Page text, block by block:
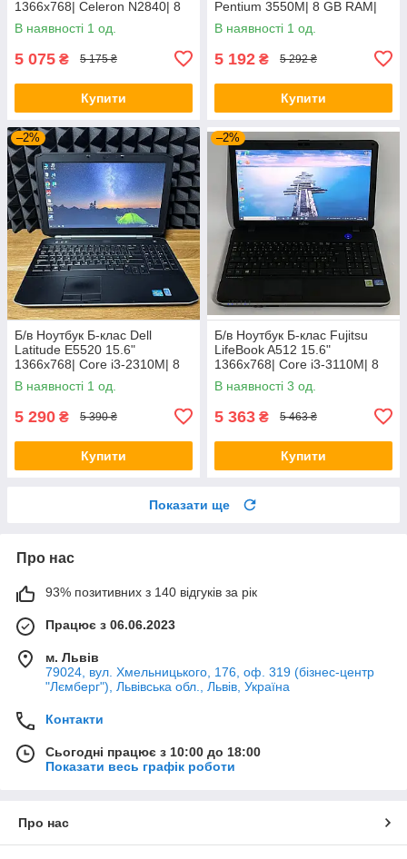
1366x768| Celeron N2840| 8
GB RAM| 128 GB SSD| HD
В наявності 1 од.
5 075 ₴ 5 175 ₴
Купити
Pentium 3550M| 8 GB RAM|
128 GB SSD| HD
В наявності 1 од.
5 192 ₴ 5 292 ₴
Купити
–2%
Б/в Ноутбук Б-клас Dell
Latitude E5520 15.6"
1366x768| Core i3-2310M| 8
GB RAM| 128 GB SSD| HD
3000
В наявності 1 од.
5 290 ₴ 5 390 ₴
Купити
–2%
Б/в Ноутбук Б-клас Fujitsu
LifeBook A512 15.6"
1366x768| Core i3-3110M| 8
GB RAM| 320 GB HDD| HD
4000
В наявності 3 од.
5 363 ₴ 5 463 ₴
Купити
Показати ще
Про нас
93% позитивних з 140 відгуків за рік
Працює з 06.06.2023
м. Львів
79024, вул. Хмельницького, 176, оф. 319 (бізнес-центр
"Лємберг"), Львівська обл., Львів, Україна
Контакти
Сьогодні працює з 10:00 до 18:00
Показати весь графік роботи
Про нас